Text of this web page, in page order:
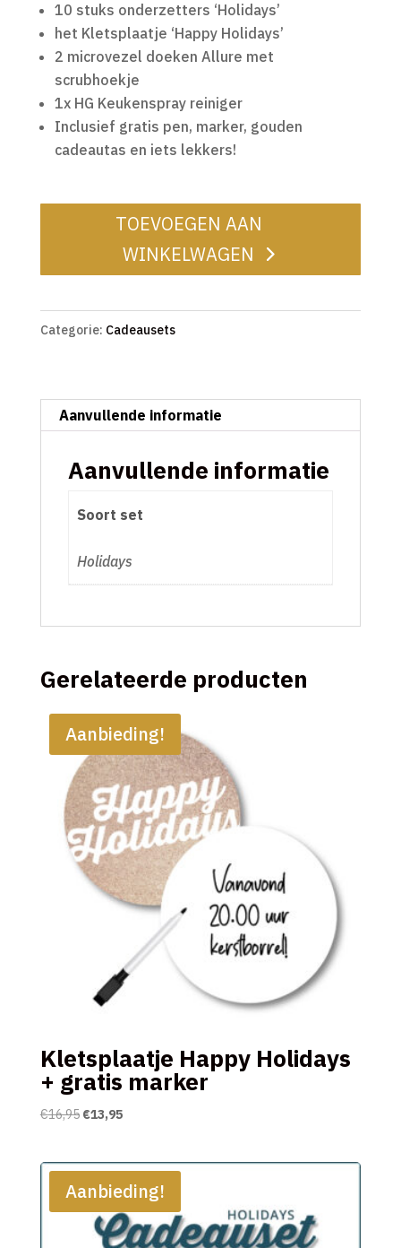
10 stuks onderzetters ‘Holidays’
het Kletsplaatje ‘Happy Holidays’
2 microvezel doeken Allure met
scrubhoekje
1x HG Keukenspray reiniger
Inclusief gratis pen, marker, gouden
cadeautas en iets lekkers!
TOEVOEGEN AAN
WINKELWAGEN
Categorie: Cadeausets
Aanvullende informatie
Aanvullende informatie
Soort set
Holidays
Gerelateerde producten
Aanbieding!
Kletsplaatje Happy Holidays
+ gratis marker
€16,95 Oorspronkelijke
€16,95.
€13,95Huidige
€13,95.
Aanbieding!